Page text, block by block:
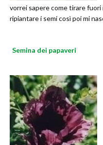
vorrei sapere come tirare fuori
ripiantare i semi così poi mi
Semina dei papaveri